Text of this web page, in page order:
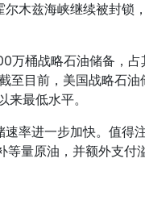
木兹海峡继续被封锁
桶战略石油储备，
目前，美国战略石
最低水平。
率进一步加快。值得
量原油，并额外支付